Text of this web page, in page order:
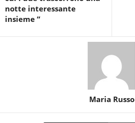
notte interessante
insieme “
Maria Russo